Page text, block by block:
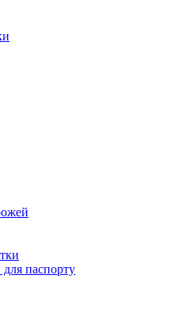
паспорту